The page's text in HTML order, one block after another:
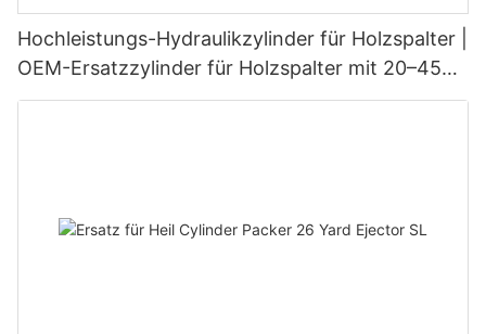
Hochleistungs-Hydraulikzylinder für Holzspalter |
OEM-Ersatzzylinder für Holzspalter mit 20–45
Tonnen Tragkraft